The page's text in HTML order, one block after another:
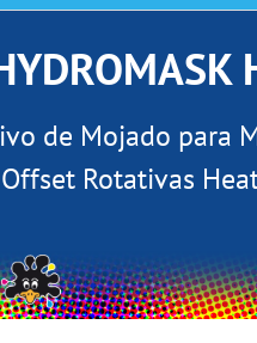
de Mojado para
Offset Rotativas